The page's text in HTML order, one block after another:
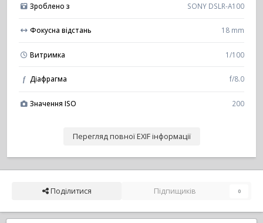
Зроблено з SONY DSLR-A100
Фокусна відстань 18 mm
Витримка 1/100
f Діафрагма f/8.0
Значення ISO 200
Перегляд повної EXIF інформації
Поділитися Підпищиків 0